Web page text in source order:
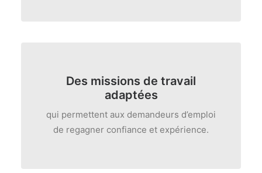
Des missions de travail
adaptées
qui permettent aux demandeurs d’emploi
de regagner confiance et expérience.